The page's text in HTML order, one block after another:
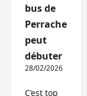
bus de
Perrache
peut
débuter
28/02/2026
C’est top